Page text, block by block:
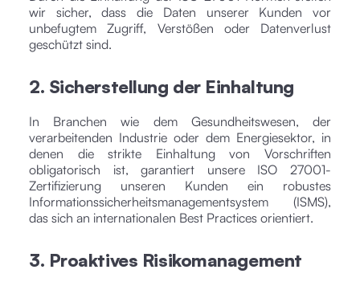
wir sicher, dass die Daten unserer Kunden vor
unbefugtem Zugriff, Verstößen oder Datenverlust
geschützt sind.
2. Sicherstellung der Einhaltung
In Branchen wie dem Gesundheitswesen, der
verarbeitenden Industrie oder dem Energiesektor, in
denen die strikte Einhaltung von Vorschriften
obligatorisch ist, garantiert unsere ISO 27001-
Zertifizierung unseren Kunden ein robustes
Informationssicherheitsmanagementsystem (ISMS),
das sich an internationalen Best Practices orientiert.
3. Proaktives Risikomanagement